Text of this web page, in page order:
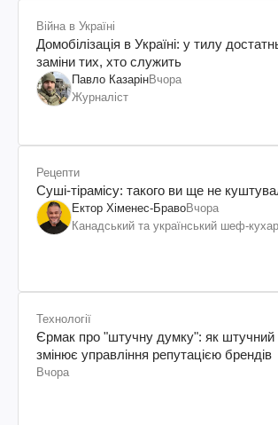
Війна в Україні
Домобілізація в Україні: у тилу
заміни тих, хто служить
Павло КазарінВчора
Журналіст
Рецепти
Суші-тірамісу: такого ви ще не
Ектор Хіменес-БравоВчора
Канадський та український шеф-кухар
Технології
Єрмак про "штучну думку": як штучний
змінює управління репутацією брендів
Вчора